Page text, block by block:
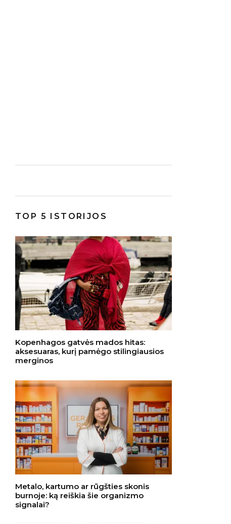
TOP 5 ISTORIJOS
Kopenhagos gatvės mados hitas:
aksesuaras, kurį pamėgo stilingiausios
merginos
Metalo, kartumo ar rūgšties skonis
burnoje: ką reiškia šie organizmo
signalai?